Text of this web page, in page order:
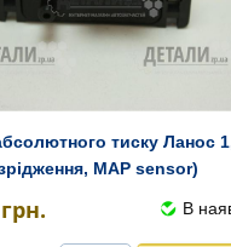
тиску Ланос
MAP sensor)
грн. В